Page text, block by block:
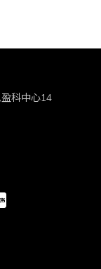
科中心14